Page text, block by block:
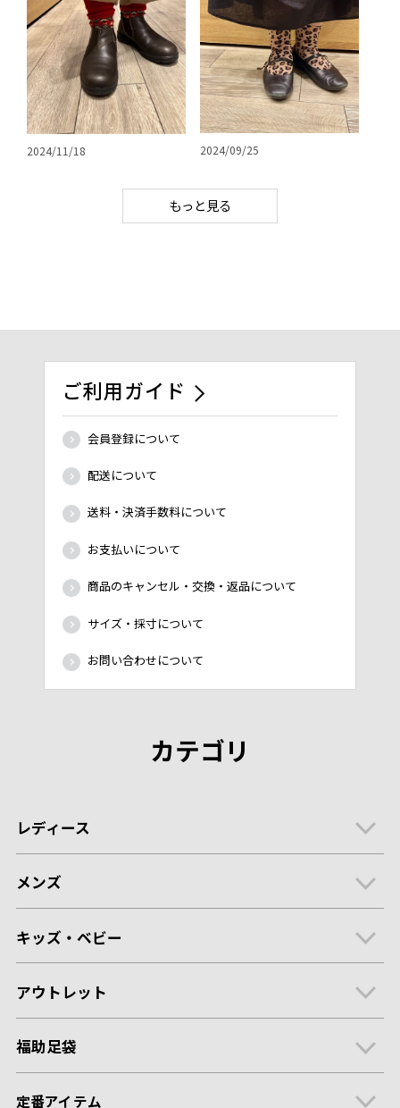
2024/11/18 2024/09/25
もっと見る
ご利用ガイド
会員登録について
配送について
送料・決済手数料について
お支払いについて
商品のキャンセル・交換・返品について
サイズ・採寸について
お問い合わせについて
カテゴリ
レディース
メンズ
キッズ・ベビー
アウトレット
福助足袋
定番アイテム